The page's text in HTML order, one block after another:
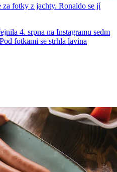
fotky z jachty. Ronaldo se jí
4. srpna na Instagramu sedm
fotkami se strhla lavina